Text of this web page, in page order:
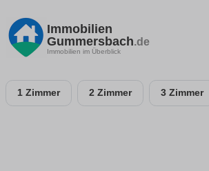
Immobilien
Gummersbach.de
Immobilien im Überblick
1 Zimmer 2 Zimmer 3 Zimmer